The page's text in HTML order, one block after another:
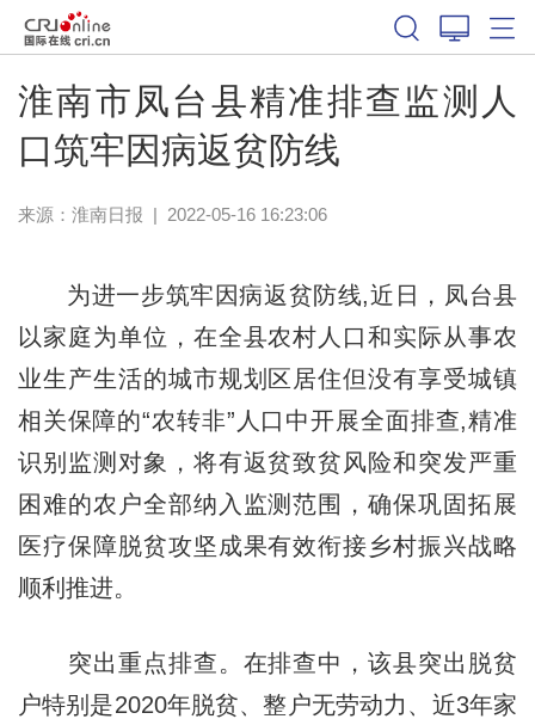
淮南市凤台县精准排查监测人
口筑牢因病返贫防线
来源： 淮南日报 | 2022-05-16 16:23:06
为进一步筑牢因病返贫防线,近日，凤台县
以家庭为单位，在全县农村人口和实际从事农
业生产生活的城市规划区居住但没有享受城镇
相关保障的“农转非”人口中开展全面排查,精准
识别监测对象，将有返贫致贫风险和突发严重
困难的农户全部纳入监测范围，确保巩固拓展
医疗保障脱贫攻坚成果有效衔接乡村振兴战略
顺利推进。
突出重点排查。在排查中，该县突出脱贫
户特别是2020年脱贫、整户无劳动力、近3年家